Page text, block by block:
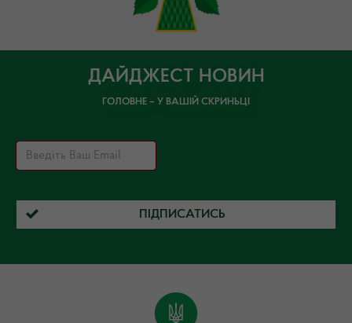
ДАЙДЖЕСТ НОВИН
ГОЛОВНЕ – У ВАШІЙ СКРИНЬЦІ
ПІДПИСАТИСЬ